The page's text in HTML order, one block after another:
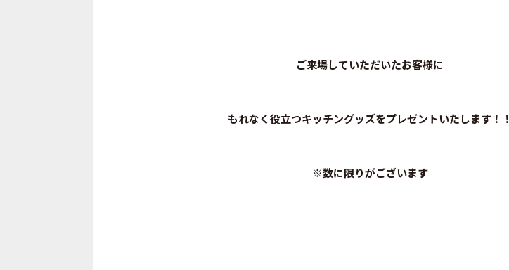
ご来場していただいたお客様に
もれなく役立つキッチングッズをプレゼントいたします！！
※数に限りがございます